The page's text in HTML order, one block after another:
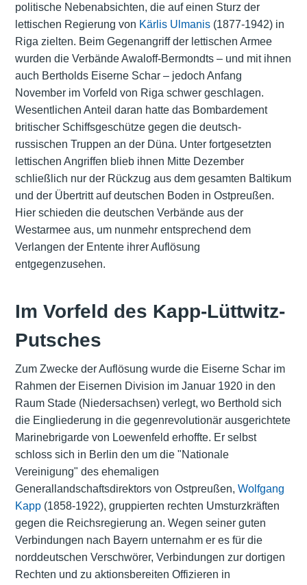
politische Nebenabsichten, die auf einen Sturz der
lettischen Regierung von Kärlis Ulmanis(1877-1942) in
Riga zielten. Beim Gegenangriff der lettischen Armee
wurden die Verbände Awaloff-Bermondts – und mit ihnen
auch Bertholds Eiserne Schar – jedoch Anfang
November im Vorfeld von Riga schwer geschlagen.
Wesentlichen Anteil daran hatte das Bombardement
britischer Schiffsgeschütze gegen die deutsch-
russischen Truppen an der Düna. Unter fortgesetzten
lettischen Angriffen blieb ihnen Mitte Dezember
schließlich nur der Rückzug aus dem gesamten Baltikum
und der Übertritt auf deutschen Boden in Ostpreußen.
Hier schieden die deutschen Verbände aus der
Westarmee aus, um nunmehr entsprechend dem
Verlangen der Entente ihrer Auflösung
entgegenzusehen.
Im Vorfeld des Kapp-Lüttwitz-
Putsches
Zum Zwecke der Auflösung wurde die Eiserne Schar im
Rahmen der Eisernen Division im Januar 1920 in den
Raum Stade (Niedersachsen) verlegt, wo Berthold sich
die Eingliederung in die gegenrevolutionär ausgerichtete
Marinebrigarde von Loewenfeld erhoffte. Er selbst
schloss sich in Berlin den um die "Nationale
Vereinigung" des ehemaligen
Generallandschaftsdirektors von Ostpreußen, Wolfgang
Kapp(1858-1922), gruppierten rechten Umsturzkräften
gegen die Reichsregierung an. Wegen seiner guten
Verbindungen nach Bayern unternahm er es für die
norddeutschen Verschwörer, Verbindungen zur dortigen
Rechten und zu aktionsbereiten Offizieren in